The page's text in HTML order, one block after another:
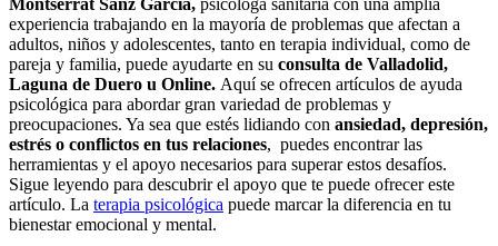
experiencia trabajando en la mayoría de problemas que afectan a
adultos, niños y adolescentes, tanto en terapia individual, como de
pareja y familia, puede ayudarte en su consulta de Valladolid,
Laguna de Duero u Online. Aquí se ofrecen artículos de ayuda
psicológica para abordar gran variedad de problemas y
preocupaciones. Ya sea que estés lidiando con ansiedad, depresión,
estrés o conflictos en tus relaciones, puedes encontrar las
herramientas y el apoyo necesarios para superar estos desafíos.
Sigue leyendo para descubrir el apoyo que te puede ofrecer este
artículo. La terapia psicológica puede marcar la diferencia en tu
bienestar emocional y mental.